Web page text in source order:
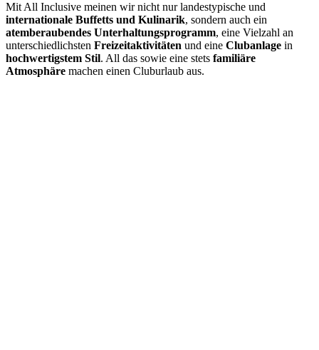
Mit All Inclusive meinen wir nicht nur landestypische und
internationale Buffetts und Kulinarik, sondern auch ein
atemberaubendes Unterhaltungsprogramm, eine Vielzahl an
unterschiedlichsten Freizeitaktivitäten und eine Clubanlage in
hochwertigstem Stil. All das sowie eine stets familiäre
Atmosphäre machen einen Cluburlaub aus.